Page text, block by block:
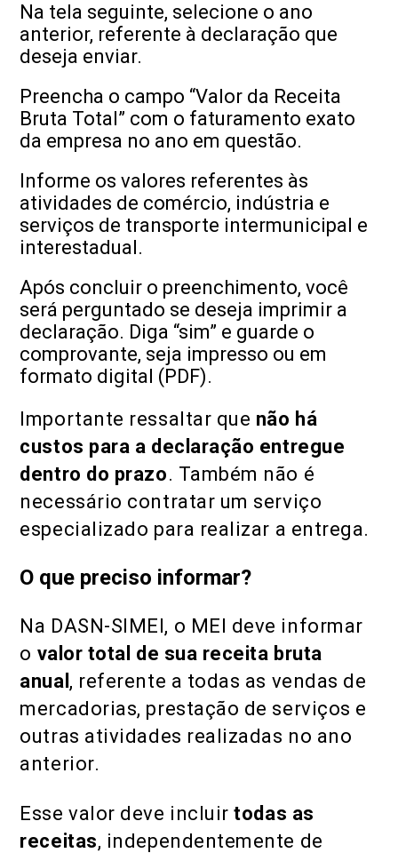
Na tela seguinte, selecione o ano
anterior, referente à declaração que
deseja enviar.
Preencha o campo “Valor da Receita
Bruta Total” com o faturamento exato
da empresa no ano em questão.
Informe os valores referentes às
atividades de comércio, indústria e
serviços de transporte intermunicipal e
interestadual.
Após concluir o preenchimento, você
será perguntado se deseja imprimir a
declaração. Diga “sim” e guarde o
comprovante, seja impresso ou em
formato digital (PDF).
Importante ressaltar que não há
custos para a declaração entregue
dentro do prazo. Também não é
necessário contratar um serviço
especializado para realizar a entrega.
O que preciso informar?
Na DASN-SIMEI, o MEI deve informar
o valor total de sua receita bruta
anual , referente a todas as vendas de
mercadorias, prestação de serviços e
outras atividades realizadas no ano
anterior.
Esse valor deve incluirtodas as
receitas, independentemente de